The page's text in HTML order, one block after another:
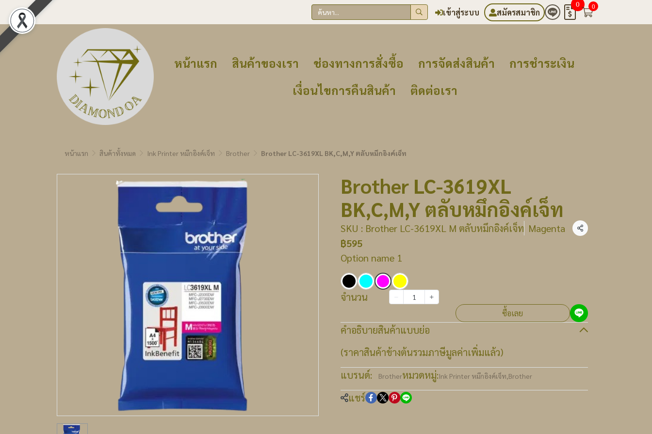
เข้าสู่ระบบ สมัครสมาชิก
0 0
หน้าแรก สินค้าของเรา ช่องทางการสั่งซื้อ การจัดส่งสินค้า
การชำระเงิน
เงื่อนไขการคืนสินค้า
ติดต่อเรา
หน้าแรก สินค้าทั้งหมด Ink Printer หมึกอิงค์เจ็ท Brother Brother LC-3619XL BK,C,M,Y ตลับหมึกอิงค์เจ็ท
Brother LC-3619XL
BK,C,M,Y ตลับหมึกอิงค์เจ็ท
SKU : Brother LC-3619XL M ตลับหมึกอิงค์เจ็ท Magenta แชร์
฿595
Option name 1
จำนวน
ซื้อเลย
คำอธิบายสินค้าแบบย่อ
(ราคาสินค้าข้างต้นรวมภาษีมูลค่าเพิ่มแล้ว)
แบรนด์:
Brotherหมวดหมู่:Ink Printer หมึกอิงค์เจ็ท,Brother
แชร์